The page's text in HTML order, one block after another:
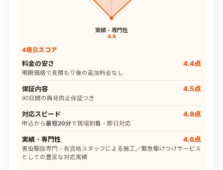
実績・専門性
4.6
4項目スコア
料金の安さ 4.4点
明朗価格で見積もり後の追加料金なし
保証内容 4.5点
90日間の再発防止保証つき
対応スピード 4.9点
申込から最短20分で現場到着・即日対応
実績・専門性 4.6点
害虫駆除専門・有資格スタッフによる施工／緊急駆けつけサービス
としての豊富な対応実績